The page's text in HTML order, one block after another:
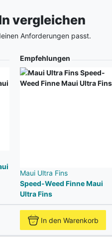
vergleichen
Anforderungen passt.
Empfehlungen
Maui Ultra Fins
Speed-Weed Finne Maui
Ultra Fins
In den Warenkorb